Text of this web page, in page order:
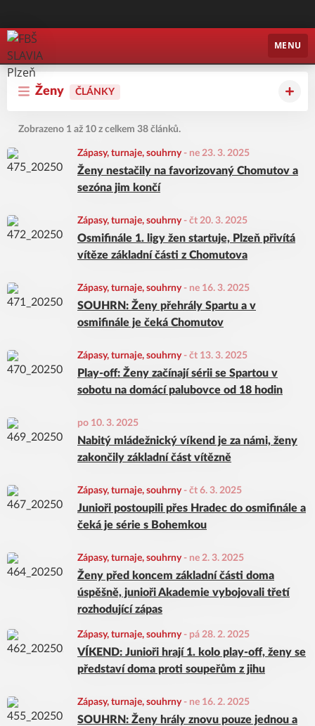
FBŠ SLAVIA Plzeň
MENU
Ženy ČLÁNKY
Zobrazeno 1 až 10 z celkem 38 článků.
Zápasy, turnaje, souhrny - ne 23. 3. 2025
Ženy nestačily na favorizovaný Chomutov a
sezóna jim končí
Zápasy, turnaje, souhrny - čt 20. 3. 2025
Osmifinále 1. ligy žen startuje, Plzeň přivítá
vítěze základní části z Chomutova
Zápasy, turnaje, souhrny - ne 16. 3. 2025
SOUHRN: Ženy přehrály Spartu a v
osmifinále je čeká Chomutov
Zápasy, turnaje, souhrny - čt 13. 3. 2025
Play-off: Ženy začínají sérii se Spartou v
sobotu na domácí palubovce od 18 hodin
po 10. 3. 2025
Nabitý mládežnický víkend je za námi, ženy
zakončily základní část vítězně
Zápasy, turnaje, souhrny - čt 6. 3. 2025
Junioři postoupili přes Hradec do osmifinále a
čeká je série s Bohemkou
Zápasy, turnaje, souhrny - ne 2. 3. 2025
Ženy před koncem základní části doma
úspěšně, junioři Akademie vybojovali třetí
rozhodující zápas
Zápasy, turnaje, souhrny - pá 28. 2. 2025
VÍKEND: Junioři hrají 1. kolo play-off, ženy se
představí doma proti soupeřům z jihu
Zápasy, turnaje, souhrny - ne 16. 2. 2025
SOUHRN: Ženy hrály znovu pouze jednou a